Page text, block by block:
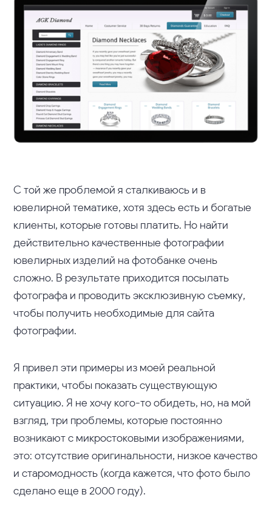
С той же проблемой я сталкиваюсь и в
ювелирной тематике, хотя здесь есть и богатые
клиенты, которые готовы платить. Но найти
действительно качественные фотографии
ювелирных изделий на фотобанке очень
сложно. В результате приходится посылать
фотографа и проводить эксклюзивную съемку,
чтобы получить необходимые для сайта
фотографии.
Я привел эти примеры из моей реальной
практики, чтобы показать существующую
ситуацию. Я не хочу кого-то обидеть, но, на мой
взгляд, три проблемы, которые постоянно
возникают с микростоковыми изображениями,
это: отсутствие оригинальности, низкое качество
и старомодность (когда кажется, что фото было
сделано еще в 2000 году).